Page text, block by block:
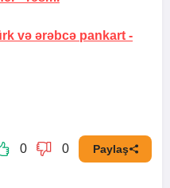
və ərəbcə pankart -
0 0 Paylaş